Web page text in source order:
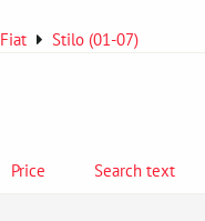
Fiat Stilo (01-07)
Price Search text